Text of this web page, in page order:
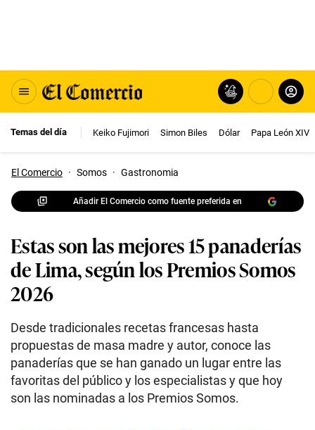
Temas del día Keiko Fujimori Simon Biles Dólar Papa León XIV
El Comercio · Somos · Gastronomia
Añadir El Comercio como fuente preferida en
Estas son las mejores 15 panaderías
de Lima, según los Premios Somos
2026
Desde tradicionales recetas francesas hasta
propuestas de masa madre y autor, conoce las
panaderías que se han ganado un lugar entre las
favoritas del público y los especialistas y que hoy
son las nominadas a los Premios Somos.